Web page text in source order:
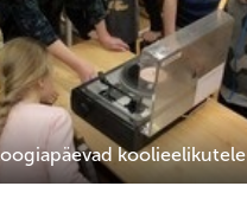
koolieelikutele